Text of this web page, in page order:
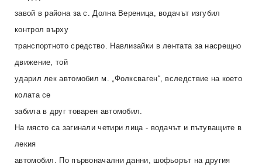
завой в района за с. Долна Вереница, водачът изгубил
контрол върху
транспортното средство. Навлизайки в лентата за насрещно
движение, той
ударил лек автомобил м. „Фолксваген“, вследствие на което
колата се
забила в друг товарен автомобил.
На място са загинали четири лица - водачът и пътуващите в
лекия
автомобил. По първоначални данни, шофьорът на другия